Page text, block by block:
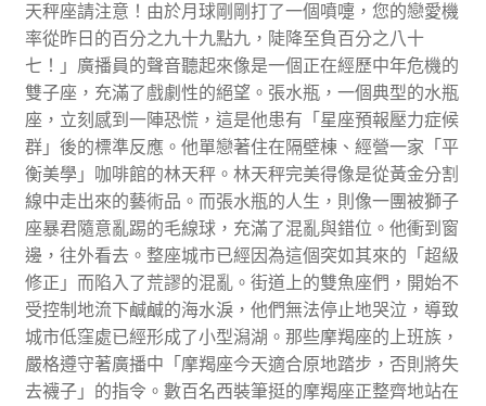
天秤座請注意！由於月球剛剛打了一個噴嚏，您的戀愛機
率從昨日的百分之九十九點九，陡降至負百分之八十
七！」廣播員的聲音聽起來像是一個正在經歷中年危機的
雙子座，充滿了戲劇性的絕望。張水瓶，一個典型的水瓶
座，立刻感到一陣恐慌，這是他患有「星座預報壓力症候
群」後的標準反應。他單戀著住在隔壁棟、經營一家「平
衡美學」咖啡館的林天秤。林天秤完美得像是從黃金分割
線中走出來的藝術品。而張水瓶的人生，則像一團被獅子
座暴君隨意亂踢的毛線球，充滿了混亂與錯位。他衝到窗
邊，往外看去。整座城市已經因為這個突如其來的「超級
修正」而陷入了荒謬的混亂。街道上的雙魚座們，開始不
受控制地流下鹹鹹的海水淚，他們無法停止地哭泣，導致
城市低窪處已經形成了小型潟湖。那些摩羯座的上班族，
嚴格遵守著廣播中「摩羯座今天適合原地踏步，否則將失
去襪子」的指令。數百名西裝筆挺的摩羯座正整齊地站在